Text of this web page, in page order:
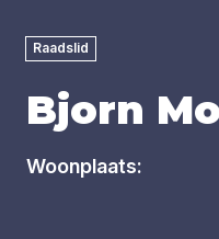
Raadslid
Bjorn
Woonplaats: